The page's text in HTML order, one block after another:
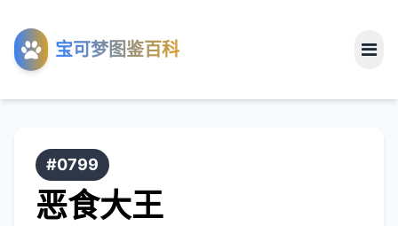
宝可梦图鉴百科
工具
关于
#0799
恶食大王